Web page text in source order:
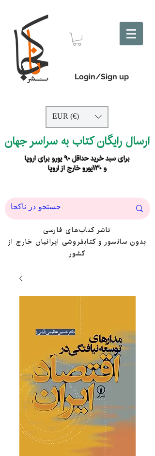
Login/Sign up
EUR (€)
ارسال رایگان کتاب به سراسر جهان
برای سبد خرید حداقل ۹۰ یورو برای اروپا
و ۱۳۰یورو خارج از اروپا
ناشر کتاب‌های فارسی
بدون سانسور و کتابفروشی ایرانیان خارج از
کشور